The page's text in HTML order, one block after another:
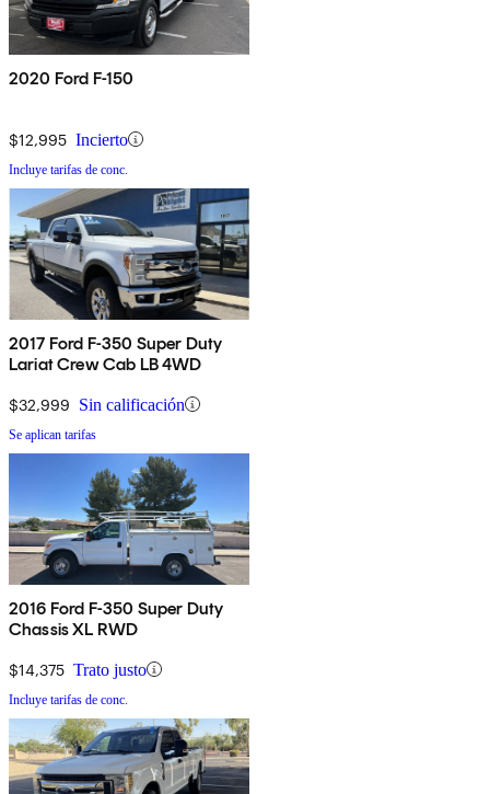
2020 Ford F-150
$12,995 Incierto
Incluye tarifas de conc.
2017 Ford F-350 Super Duty
Lariat Crew Cab LB 4WD
$32,999 Sin calificación
Se aplican tarifas
2016 Ford F-350 Super Duty
Chassis XL RWD
$14,375 Trato justo
Incluye tarifas de conc.